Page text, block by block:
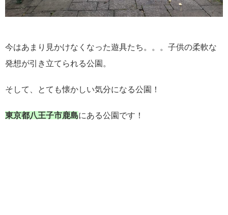
今はあまり見かけなくなった遊具たち。。。子供の柔軟な
発想が引き立てられる公園。
そして、とても懐かしい気分になる公園！
東京都八王子市鹿島にある公園です！